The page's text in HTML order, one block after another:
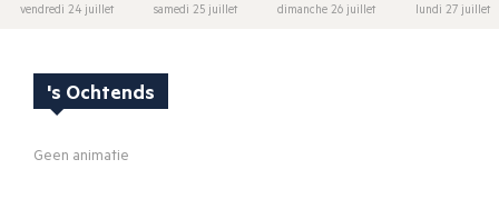
vendredi 24 juillet samedi 25 juillet dimanche 26 juillet lundi 27 juillet
's Ochtends
Geen animatie